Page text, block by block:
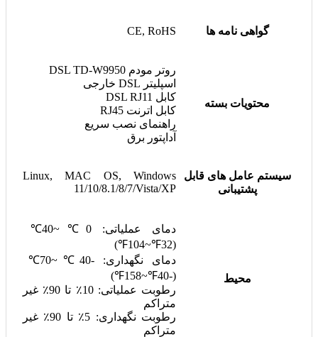
گواهی نامه ها CE, RoHS
محتویات بسته
روتر مودم DSL TD-W9950
اسپلیتر DSL خارجی
کابل DSL RJ11
کابل اترنت RJ45
راهنمای نصب سریع
آداپتور برق
سیستم عامل های قابل
پشتیبانی
Linux, MAC OS, Windows
11/10/8.1/8/7/Vista/XP
محیط
دمای عملیاتی: 0℃~40℃
(32℉~104℉)
دمای نگهداری: -40℃~70℃
(-40℉~158℉)
رطوبت عملیاتی: 10٪ تا 90٪ غیر
متراکم
رطوبت نگهداری: 5٪ تا 90٪ غیر
متراکم